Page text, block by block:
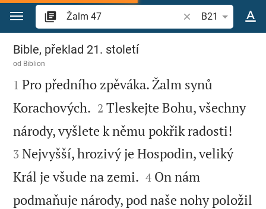
Přejít na obsah
Vyhledat biblický
B21
Žalm 47
Bible, překlad 21. století
od Biblion

1 Pro předního zpěváka. Žalm synů
Korachových. 

2 Tleskejte Bohu, všechny
národy, vyšlete k němu pokřik radosti!
3 Nejvyšší, hrozivý je Hospodin, veliký
Král je všude na zemi. 

4 On nám
podmaňuje národy, pod naše nohy položil